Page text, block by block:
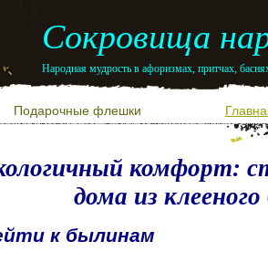
Сокровища
Народная мудрость в афоризмах, притчах,
Подарочные флешки
комфорт:
дома из клееного
к былинам